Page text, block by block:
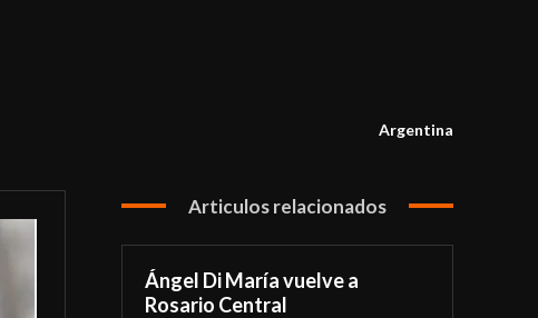
Argentina
Articulos relacionados
Ángel Di María vuelve a
Rosario Central